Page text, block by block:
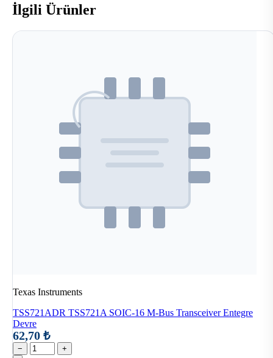
İlgili Ürünler
Texas Instruments
TSS721ADR TSS721A SOIC-16 M-Bus Transceiver Entegre
Devre
62,70 ₺
− +